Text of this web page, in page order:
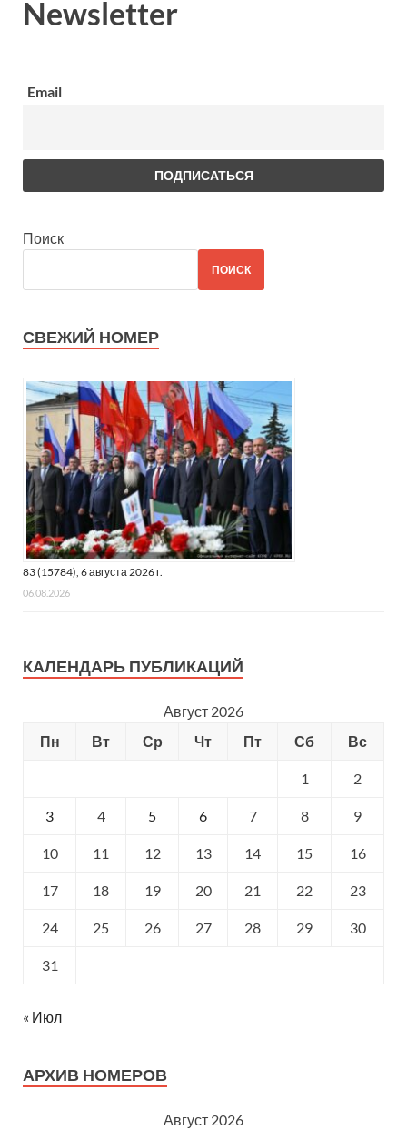
Newsletter
Email
Поиск
ПОИСК
СВЕЖИЙ НОМЕР
83 (15784), 6 августа 2026 г.
06.08.2026
КАЛЕНДАРЬ ПУБЛИКАЦИЙ
Август 2026
Пн
Вт Ср Чт Пт Сб Вс
1 2
3 4 5 6 7 8 9
10 11 12 13 14 15 16
17 18 19 20 21 22 23
24 25 26 27 28 29 30
31
« Июл
АРХИВ НОМЕРОВ
Август 2026